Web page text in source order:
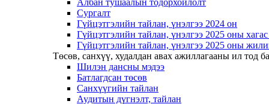
Албан тушаалын тодорхойлолт
Сургалт
Гүйцэтгэлийн тайлан, үнэлгээ 2024 он
Гүйцэтгэлийн тайлан, үнэлгээ 2025 оны
Гүйцэтгэлийн тайлан, үнэлгээ 2025 оны
Төсөв, санхүү, худалдан авах ажиллагааны ил тод
Шилэн дансны мэдээ
Батлагдсан төсөв
Санхүүгийн тайлан
Аудитын дүгнэлт, тайлан